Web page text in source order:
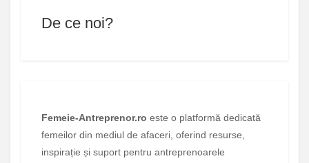
De ce noi?
Femeie-Antreprenor.ro este o platformă dedicată
femeilor din mediul de afaceri, oferind resurse,
inspirație și suport pentru antreprenoarele